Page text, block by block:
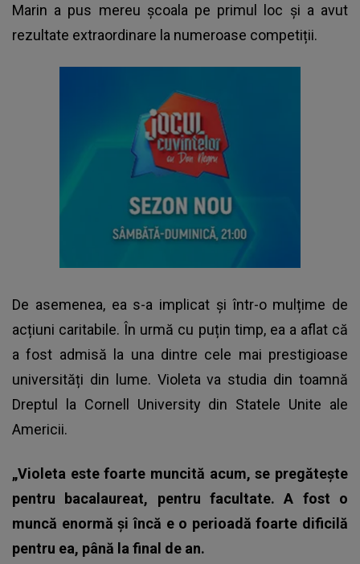
Marin a pus mereu școala pe primul loc și a avut
rezultate extraordinare la numeroase competiții.
De asemenea, ea s-a implicat și într-o mulțime de
acțiuni caritabile. În urmă cu puțin timp, ea a aflat că
a fost admisă la una dintre cele mai prestigioase
universități din lume. Violeta va studia din toamnă
Dreptul la Cornell University din Statele Unite ale
Americii.
„Violeta este foarte muncită acum, se pregătește
pentru bacalaureat, pentru facultate. A fost o
muncă enormă și încă e o perioadă foarte dificilă
pentru ea, până la final de an.